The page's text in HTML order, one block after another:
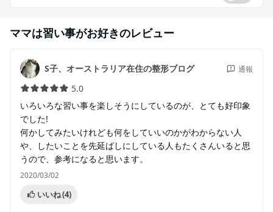
ママは習い事がお好きのレビュー
S子、オーストラリア在住の整形ブログ 通報
5.0
いろいろな習い事を楽しそうにしているのが、とても好印象
でした!
何かしてみたいけれども何をしていいのかがわからない人
や、したいことを先延ばしにしている人もたくさんいると思
うので、参考になると思います。
2020/03/02
いいね(4)